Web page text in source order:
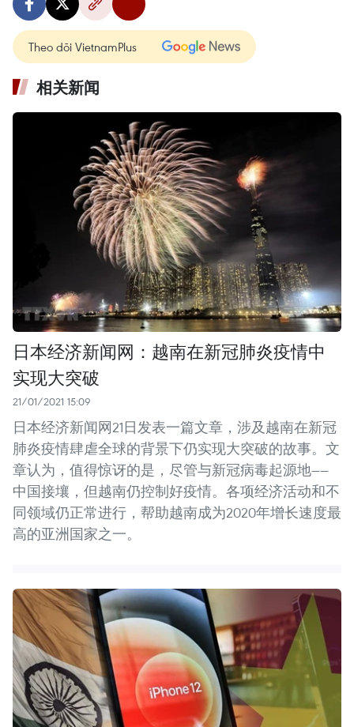
Theo dõi VietnamPlus
相关新闻
日本经济新闻网：越南在新冠肺炎疫情中
实现大突破
21/01/2021 15:09
日本经济新闻网21日发表一篇文章，涉及越南在新冠
肺炎疫情肆虐全球的背景下仍实现大突破的故事。文
章认为，值得惊讶的是，尽管与新冠病毒起源地——
中国接壤，但越南仍控制好疫情。各项经济活动和不
同领域仍正常进行，帮助越南成为2020年增长速度最
高的亚洲国家之一。